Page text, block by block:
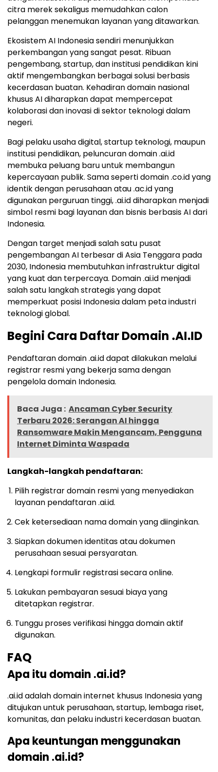
citra merek sekaligus memudahkan calon
pelanggan menemukan layanan yang ditawarkan.
Ekosistem AI Indonesia sendiri menunjukkan
perkembangan yang sangat pesat. Ribuan
pengembang, startup, dan institusi pendidikan kini
aktif mengembangkan berbagai solusi berbasis
kecerdasan buatan. Kehadiran domain nasional
khusus AI diharapkan dapat mempercepat
kolaborasi dan inovasi di sektor teknologi dalam
negeri.
Bagi pelaku usaha digital, startup teknologi, maupun
institusi pendidikan, peluncuran domain .ai.id
membuka peluang baru untuk membangun
kepercayaan publik. Sama seperti domain .co.id yang
identik dengan perusahaan atau .ac.id yang
digunakan perguruan tinggi, .ai.id diharapkan menjadi
simbol resmi bagi layanan dan bisnis berbasis AI dari
Indonesia.
Dengan target menjadi salah satu pusat
pengembangan AI terbesar di Asia Tenggara pada
2030, Indonesia membutuhkan infrastruktur digital
yang kuat dan terpercaya. Domain .ai.id menjadi
salah satu langkah strategis yang dapat
memperkuat posisi Indonesia dalam peta industri
teknologi global.
Begini Cara Daftar Domain .AI.ID
Pendaftaran domain .ai.id dapat dilakukan melalui
registrar resmi yang bekerja sama dengan
pengelola domain Indonesia.
Baca Juga : Ancaman Cyber Security
Terbaru 2026: Serangan AI hingga
Ransomware Makin Mengancam, Pengguna
Internet Diminta Waspada
Langkah-langkah pendaftaran:
Pilih registrar domain resmi yang menyediakan
layanan pendaftaran .ai.id.
Cek ketersediaan nama domain yang diinginkan.
Siapkan dokumen identitas atau dokumen
perusahaan sesuai persyaratan.
Lengkapi formulir registrasi secara online.
Lakukan pembayaran sesuai biaya yang
ditetapkan registrar.
Tunggu proses verifikasi hingga domain aktif
digunakan.
FAQ
Apa itu domain .ai.id?
.ai.id adalah domain internet khusus Indonesia yang
ditujukan untuk perusahaan, startup, lembaga riset,
komunitas, dan pelaku industri kecerdasan buatan.
Apa keuntungan menggunakan
domain .ai.id?